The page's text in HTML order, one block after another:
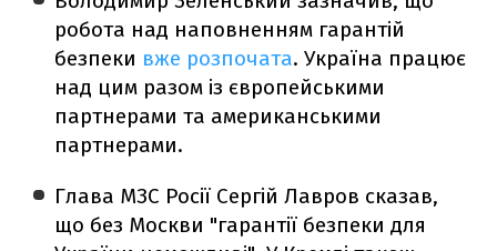
робота над наповненням гарантій
безпеки вже розпочата. Україна працює
над цим разом із європейськими
партнерами та американськими
партнерами.
Глава МЗС Росії Сергій Лавров сказав,
що без Москви "гарантії безпеки для